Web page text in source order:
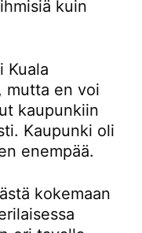
kuin
Kuala
mutta en voi
kaupunkiin
Kaupunki oli
enempää.
kokemaan